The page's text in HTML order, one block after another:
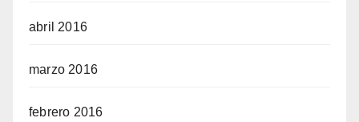
abril 2016
marzo 2016
febrero 2016